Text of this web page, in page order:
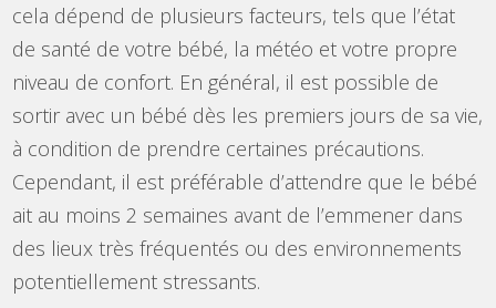
cela dépend de plusieurs facteurs, tels que l’état
de santé de votre bébé, la météo et votre propre
niveau de confort. En général, il est possible de
sortir avec un bébé dès les premiers jours de sa vie,
à condition de prendre certaines précautions.
Cependant, il est préférable d’attendre que le bébé
ait au moins 2 semaines avant de l’emmener dans
des lieux très fréquentés ou des environnements
potentiellement stressants.